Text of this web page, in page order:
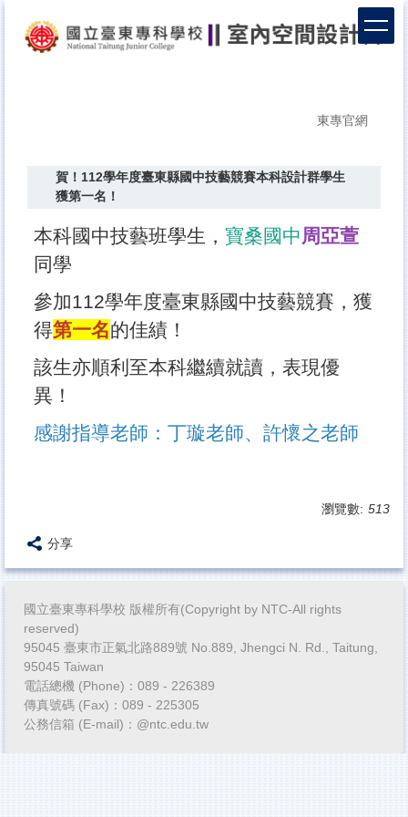
東專官網
賀！112學年度臺東縣國中技藝競賽本科設計群學生
獲第一名！
本科國中技藝班學生， 寶桑國中周亞萱
同學
參加112學年度臺東縣國中技藝競賽，獲
得第一名的佳績！
該生亦順利至本科繼續就讀，表現優
異！
感謝指導老師：丁璇老師、許懷之老師
瀏覽數: 513
分享
國立臺東專科學校 版權所有(Copyright by NTC-All rights
reserved)
95045 臺東市正氣北路889號 No.889, Jhengci N. Rd., Taitung,
95045 Taiwan
電話總機 (Phone)：089 - 226389
傳真號碼 (Fax)：089 - 225305
公務信箱 (E-mail)：@ntc.edu.tw